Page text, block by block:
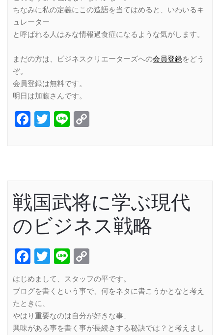
ちなみに私の定義にこの造語を当てはめると、いわいるキ
ュレーター
と呼ばれる人はみな情報過食症になるような気がします。
まだの方は、ビジネスクリエーターズへの会員登録をどう
ぞ。
会員登録は無料です。
明日は加藤さんです。
Facebook
Twitter
Line
戦国武将に学ぶ現代
のビジネス戦略
Facebook
Twitter
Line
Link
はじめまして、スタッフの平です。
ブログを書くという事で、何をネタに書こうかとなと考え
たときに、
やはり重要なのは自分が好きな事、
興味がある事を書く事が長続きする秘訣では？と考えまし